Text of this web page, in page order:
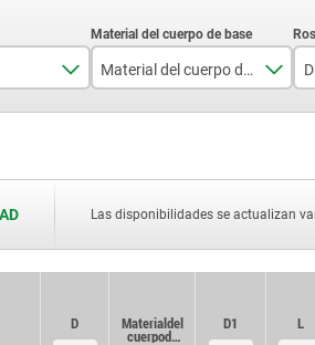
Material del cuerpo de base
acero
Las disponibilidades se actualizan
D
Material del
cuerpo de
D1 L
D
Material del
cuerpo de
D1 L